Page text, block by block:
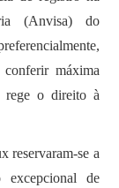
(Anvisa) do
máxima
rege o direito à
reservaram-se a
excepcional de